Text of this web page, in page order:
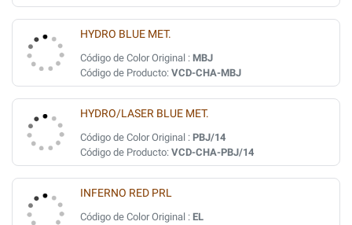
HYDRO BLUE MET.
Código de Color Original : MBJ
Código de Producto: VCD-CHA-MBJ
HYDRO/LASER BLUE MET.
Código de Color Original : PBJ/14
Código de Producto: VCD-CHA-PBJ/14
INFERNO RED PRL
Código de Color Original : EL